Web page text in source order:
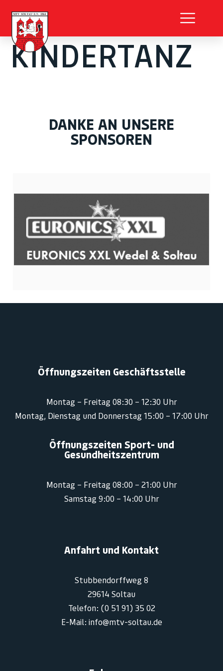
KINDERTANZ
DANKE AN UNSERE
SPONSOREN
Öffnungszeiten Geschäftsstelle
Montag – Freitag 08:30 – 12:30 Uhr
Montag, Dienstag und Donnerstag 15:00 – 17:00 Uhr
Öffnungszeiten Sport- und
Gesundheitszentrum
Montag – Freitag 08:00 – 21:00 Uhr
Samstag 9:00 – 14:00 Uhr
Anfahrt und Kontakt
Stubbendorffweg 8
29614 Soltau
Telefon: (0 51 91) 35 02
E-Mail: info@mtv-soltau.de